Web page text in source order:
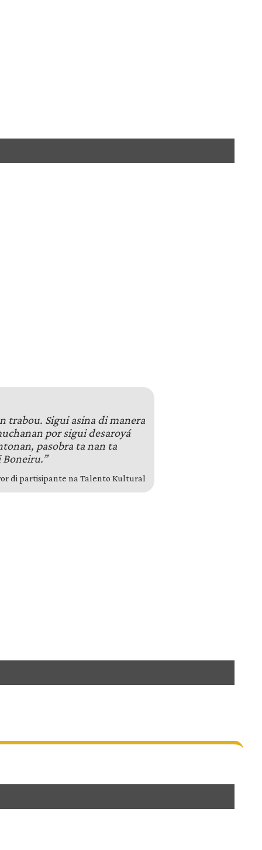
trabou. Sigui asina di manera
por sigui desaroyá
pasobra ta nan ta
di partisipante na Talento Kultural